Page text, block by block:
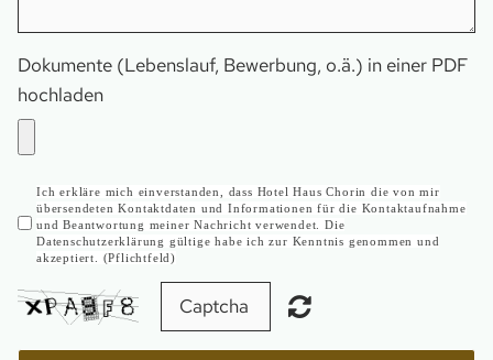
Dokumente (Lebenslauf, Bewerbung, o.ä.) in einer PDF
hochladen
Ich erkläre mich einverstanden, dass Hotel Haus Chorin die von mir
übersendeten Kontaktdaten und Informationen für die Kontaktaufnahme
und Beantwortung meiner Nachricht verwendet. Die
Datenschutzerklärung gültige habe ich zur Kenntnis genommen und
akzeptiert. (Pflichtfeld)